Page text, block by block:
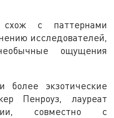
с паттернами
исследователей,
ощущения
более экзотические
Пенроуз, лауреат
совместно с